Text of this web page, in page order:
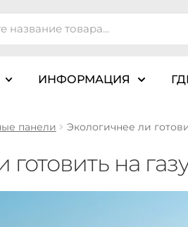
ИНФОРМАЦИЯ
панели Экологичнее ли
на